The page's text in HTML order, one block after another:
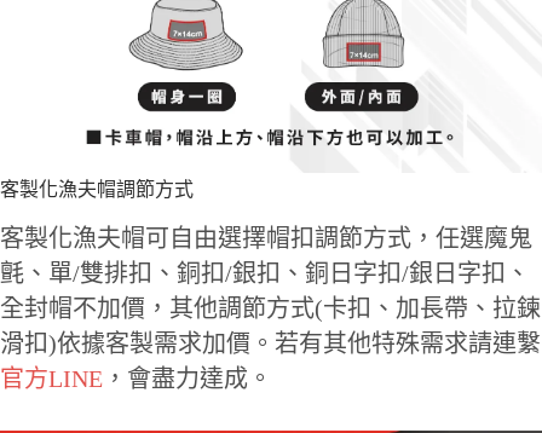
客製化漁夫帽調節方式
客製化漁夫帽可自由選擇帽扣調節方式，任選魔鬼
氈、單/雙排扣、銅扣/銀扣、銅日字扣/銀日字扣、
全封帽不加價，其他調節方式(卡扣、加長帶、拉鍊
滑扣)依據客製需求加價。若有其他特殊需求請連繫
官方LINE ，會盡力達成。